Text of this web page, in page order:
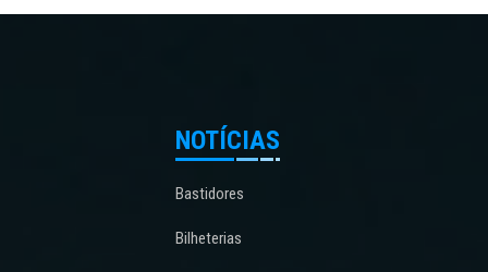
NOTÍCIAS
Bastidores
Bilheterias